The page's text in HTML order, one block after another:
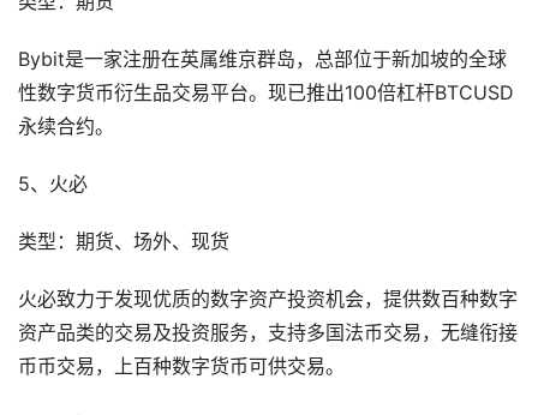
Bybit是一家注册在英属维京群岛，总部位于新加坡的全球
性数字货币衍生品交易平台。现已推出100倍杠杆BTCUSD
永续合约。
5、火必
类型：期货、场外、现货
火必致力于发现优质的数字资产投资机会，提供数百种数字
资产品类的交易及投资服务，支持多国法币交易，无缝衔接
币币交易，上百种数字货币可供交易。